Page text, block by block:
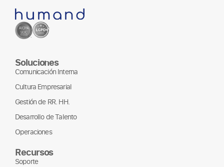
Soluciones
Comunicación Interna
Cultura Empresarial
Gestión de RR. HH.
Desarrollo de Talento
Operaciones
Recursos
Soporte